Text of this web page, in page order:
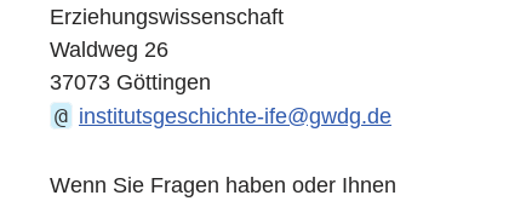
Erziehungswissenschaft
Waldweg 26
37073 Göttingen
@ institutsgeschichte-ife@gwdg.de
Wenn Sie Fragen haben oder Ihnen